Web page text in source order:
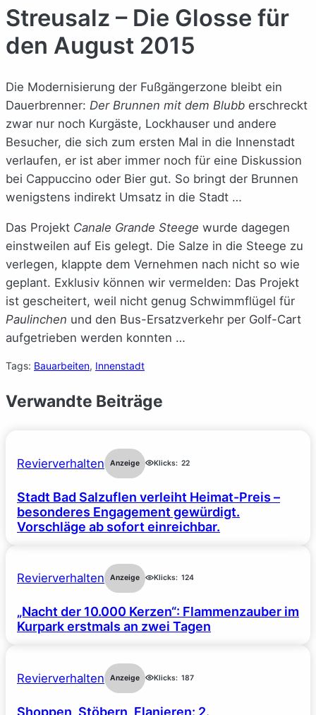
Streusalz – Die Glosse für
den August 2015
Die Modernisierung der Fußgängerzone bleibt ein
Dauerbrenner: Der Brunnen mit dem Blubb erschreckt
zwar nur noch Kurgäste, Lockhauser und andere
Besucher, die sich zum ersten Mal in die Innenstadt
verlaufen, er ist aber immer noch für eine Diskussion
bei Cappuccino oder Bier gut. So bringt der Brunnen
wenigstens indirekt Umsatz in die Stadt …
Das Projekt Canale Grande Steege wurde dagegen
einstweilen auf Eis gelegt. Die Salze in die Steege zu
verlegen, klappte dem Vernehmen nach nicht so wie
geplant. Exklusiv können wir vermelden: Das Projekt
ist gescheitert, weil nicht genug Schwimmflügel für
Paulinchen und den Bus-Ersatzverkehr per Golf-Cart
aufgetrieben werden konnten …
Tags: Bauarbeiten, Innenstadt
Verwandte Beiträge
Revierverhalten Anzeige Klicks: 22
Stadt Bad Salzuflen verleiht Heimat-Preis –
besonderes Engagement gewürdigt.
Vorschläge ab sofort einreichbar.
Revierverhalten Anzeige Klicks: 124
„Nacht der 10.000 Kerzen“: Flammenzauber im
Kurpark erstmals an zwei Tagen
Revierverhalten Anzeige Klicks: 187
Shoppen, Stöbern, Flanieren: 2.